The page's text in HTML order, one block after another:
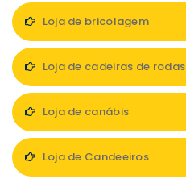
Loja de bricolagem
Loja de cadeiras de rodas
Loja de canábis
Loja de Candeeiros